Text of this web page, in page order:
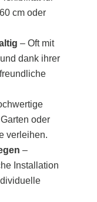
cm oder
– Oft mit
dank ihrer
oder
verleihen.
–
Installation